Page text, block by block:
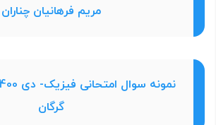
مریم فرهانیان چناران
گرگان